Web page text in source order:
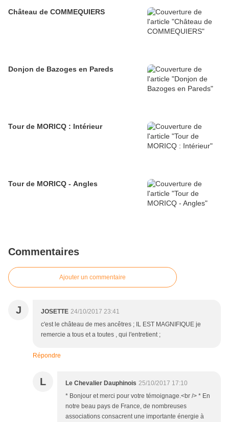
Château de COMMEQUIERS
Donjon de Bazoges en Pareds
Tour de MORICQ : Intérieur
Tour de MORICQ - Angles
Commentaires
Ajouter un commentaire
J JOSETTE 24/10/2017 23:41
c'est le château de mes ancêtres ; IL EST MAGNIFIQUE je
remercie a tous et a toutes , qui l'entretient ;
Répondre
L Le Chevalier Dauphinois 25/10/2017 17:10
* Bonjour et merci pour votre témoignage.<br /> * En
notre beau pays de France, de nombreuses
associations consacrent une importante énergie à